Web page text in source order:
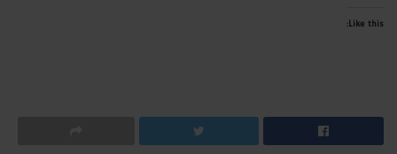
Like this: